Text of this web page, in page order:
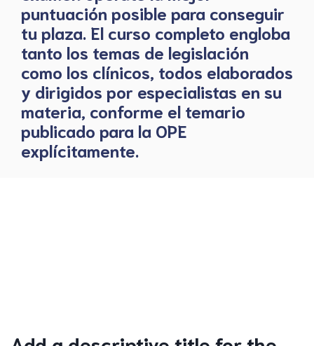
puntuación posible para conseguir
tu plaza. El curso completo engloba
tanto los temas de legislación
como los clínicos, todos elaborados
y dirigidos por especialistas en su
materia, conforme el temario
publicado para la OPE
explícitamente.